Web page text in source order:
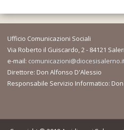
Ufficio Comunicazioni Sociali
Via Roberto il Guiscardo, 2 - 84121
e-mail:
Direttore: Don Alfonso D'Alessio
Responsabile Servizio Informatico: